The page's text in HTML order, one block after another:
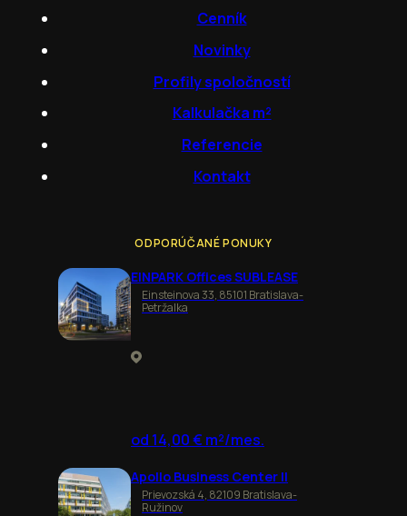
Cenník
Novinky
Profily spoločností
Kalkulačka m²
Referencie
Kontakt
ODPORÚČANÉ PONUKY
EINPARK Offices SUBLEASE
Einsteinova 33, 85101 Bratislava-
Petržalka
od 14,00 € m²/mes.
Apollo Business Center II
Prievozská 4, 82109 Bratislava-
Ružinov